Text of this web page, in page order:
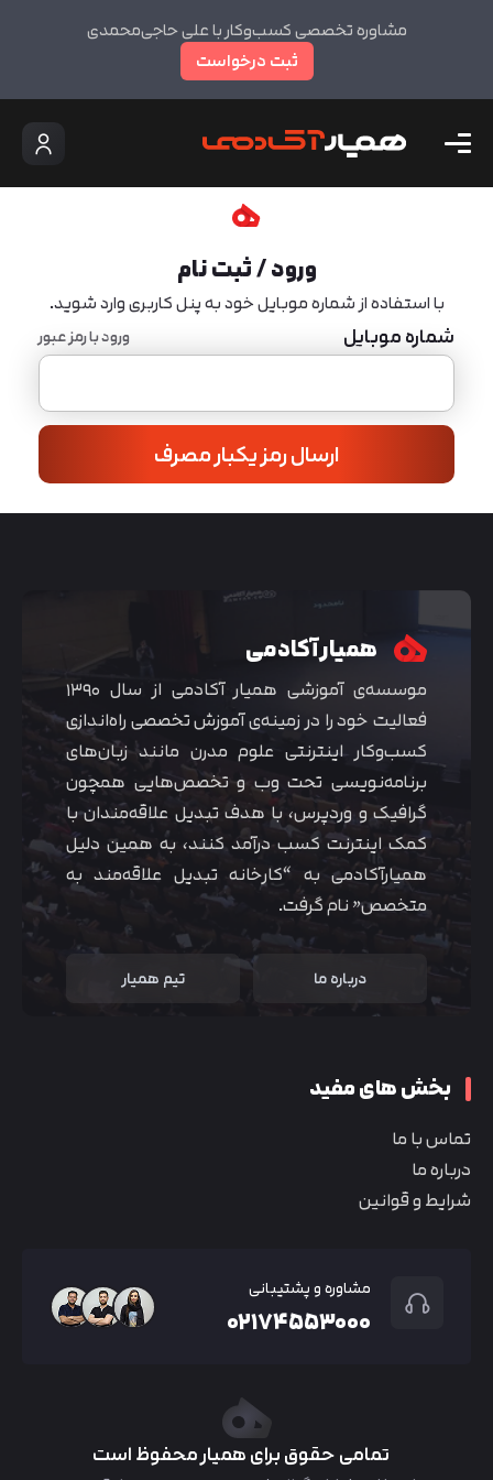
مشاوره تخصصی کسب‌وکار با علی حاجی‌محمدی
ثبت درخواست
ورود / ثبت نام
با استفاده از شماره موبایل خود به پنل کاربری وارد شوید.
شماره موبایل ورود با رمز عبور
ارسال رمز یکبار مصرف
همیار آکادمی
موسسه‌ی آموزشی همیار آکادمی از سال ۱۳۹۰
فعالیت خود را در زمینه‌ی آموزش تخصصی راه‌اندازی
کسب‌و‌کار اینترنتی علوم مدرن مانند زبان‌های
برنامه‌نویسی تحت وب و تخصص‌هایی همچون
گرافیک و وردپرس، با هدف تبدیل علاقه‌مندان با
کمک اینترنت کسب درآمد کنند، به همین دلیل
همیارآکادمی به “کارخانه تبدیل علاقه‌مند به
متخصص” نام گرفت.
درباره ما تیم همیار
بخش های مفید
تماس با ما
درباره ما
شرایط و قوانین
مشاوره و پشتیبانی
۰۲۱۷۴۵۵۳۰۰۰
تمامی حقوق برای همیار محفوظ است
متوجه شدم